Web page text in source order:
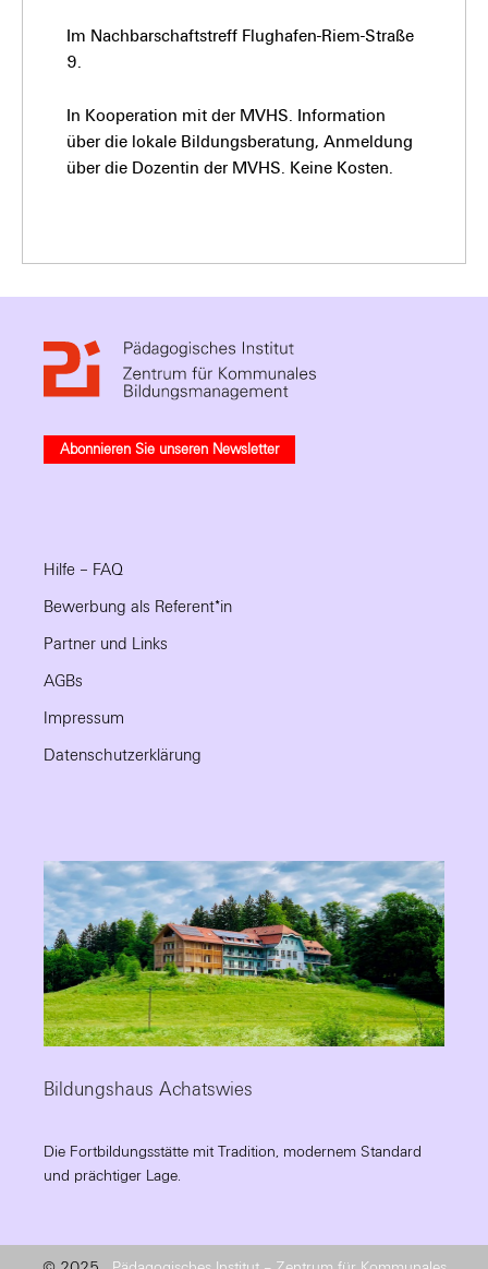
Im Nachbarschaftstreff Flughafen-Riem-Straße
9.
In Kooperation mit der MVHS. Information
über die lokale Bildungsberatung, Anmeldung
über die Dozentin der MVHS. Keine Kosten.
Abonnieren Sie unseren Newsletter
Hilfe – FAQ
Bewerbung als Referent*in
Partner und Links
AGBs
Impressum
Datenschutzerklärung
Bildungshaus Achatswies
Die Fortbildungsstätte mit Tradition, modernem Standard
und prächtiger Lage.